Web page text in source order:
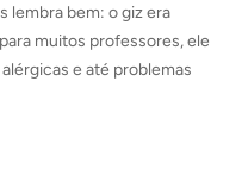
lembra bem: o giz era
muitos professores, ele
e até problemas